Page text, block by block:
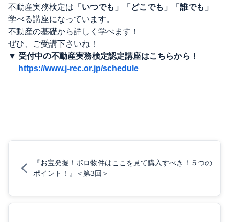
不動産実務検定は 「いつでも」「どこでも」「誰でも」
学べる講座になっています。
不動産の基礎から詳しく学べます！
ぜひ、ご受講下さいね！
▼ 受付中の不動産実務検定認定講座はこちらから！
https://www.j-rec.or.jp/schedule
『お宝発掘！ボロ物件はここを見て購入すべき！５つの
ポイント！』＜第3回＞